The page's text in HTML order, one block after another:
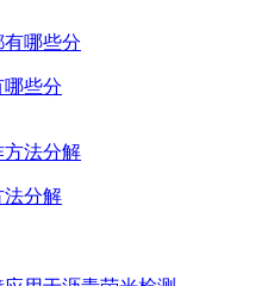
些分
法分解